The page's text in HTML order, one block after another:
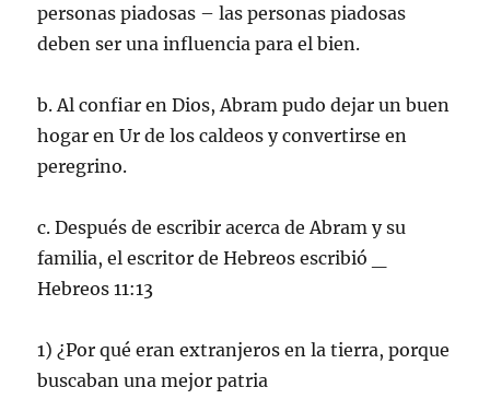
personas piadosas – las personas piadosas
deben ser una influencia para el bien.
b. Al confiar en Dios, Abram pudo dejar un buen
hogar en Ur de los caldeos y convertirse en
peregrino.
c. Después de escribir acerca de Abram y su
familia, el escritor de Hebreos escribió _
Hebreos 11:13
1) ¿Por qué eran extranjeros en la tierra, porque
buscaban una mejor patria